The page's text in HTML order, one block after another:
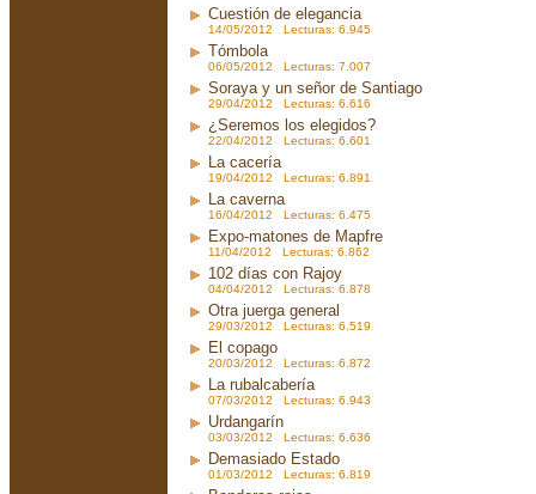
Cuestión de elegancia
14/05/2012 Lecturas: 6.945
Tómbola
06/05/2012 Lecturas: 7.007
Soraya y un señor de Santiago
29/04/2012 Lecturas: 6.616
¿Seremos los elegidos?
22/04/2012 Lecturas: 6.601
La cacería
19/04/2012 Lecturas: 6.891
La caverna
16/04/2012 Lecturas: 6.475
Expo-matones de Mapfre
11/04/2012 Lecturas: 6.862
102 días con Rajoy
04/04/2012 Lecturas: 6.878
Otra juerga general
29/03/2012 Lecturas: 6.519
El copago
20/03/2012 Lecturas: 6.872
La rubalcabería
07/03/2012 Lecturas: 6.943
Urdangarín
03/03/2012 Lecturas: 6.636
Demasiado Estado
01/03/2012 Lecturas: 6.819